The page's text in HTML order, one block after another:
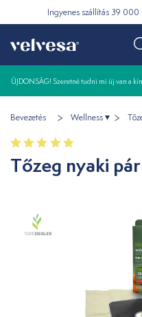
Ingyenes szállítás 39 000
ÚJDONSÁG! Szeretné tudni mi új van a
Bevezetés Wellness
Tőzeg nyaki